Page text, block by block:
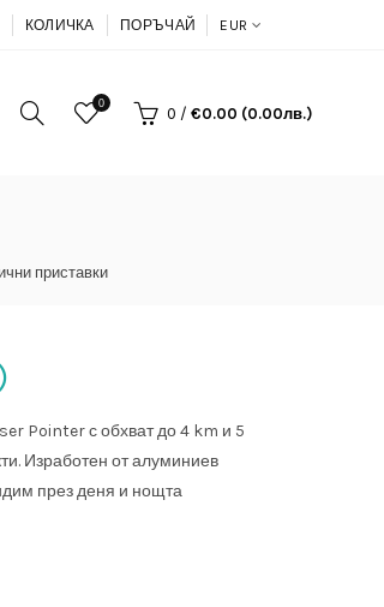
КОЛИЧКА ПОРЪЧАЙ EUR
0
0 / €0.00 (0.00лв.)
приставки
Pointer с обхват до 4 km и 5
Изработен от алуминиев
през деня и нощта